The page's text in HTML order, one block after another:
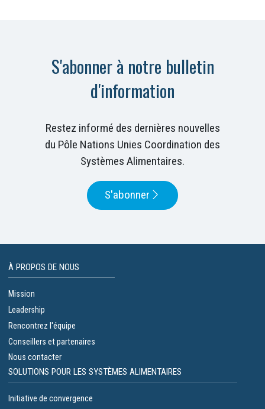
S'abonner à notre bulletin
d'information
Restez informé des dernières nouvelles
du Pôle Nations Unies Coordination des
Systèmes Alimentaires.
S'abonner
À PROPOS DE NOUS
Mission
Leadership
Rencontrez l'équipe
Conseillers et partenaires
Nous contacter
SOLUTIONS POUR LES SYSTÈMES ALIMENTAIRES
Initiative de convergence